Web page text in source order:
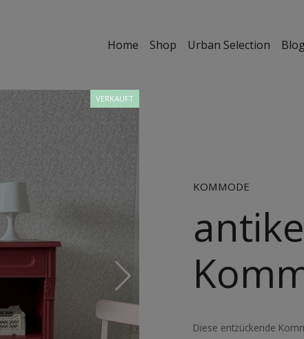
Home Shop Urban Selection
VERKAUFT
KOMMODE
antike
Diese entzückende